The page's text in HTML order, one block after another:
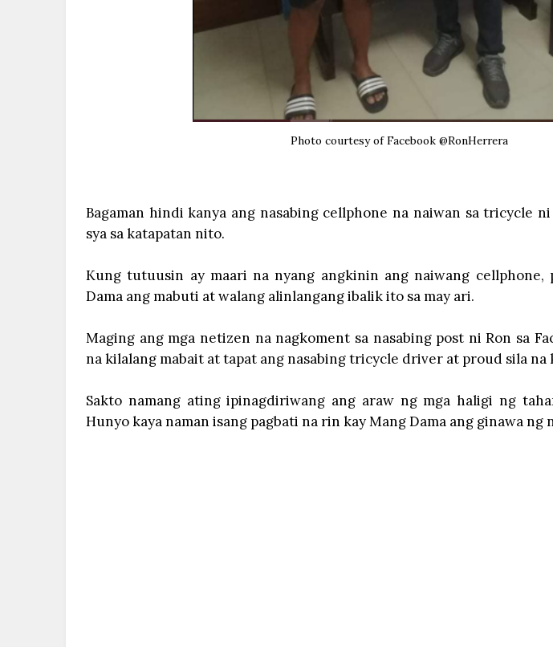
Photo courtesy of Facebook @RonHerrera
Bagaman hindi kanya ang nasabing cellphone na naiwan sa tricycle ni
sya sa katapatan nito.
Kung tutuusin ay maari na nyang angkinin ang naiwang
Dama ang mabuti at walang alinlangang ibalik ito sa may ari.
Maging ang mga netizen na nagkoment sa nasabing post ni Ron sa
na kilalang mabait at tapat ang nasabing tricycle driver at proud sila na
Sakto namang ating ipinagdiriwang ang araw ng mga haligi ng
Hunyo kaya naman isang pagbati na rin kay Mang Dama ang ginawa